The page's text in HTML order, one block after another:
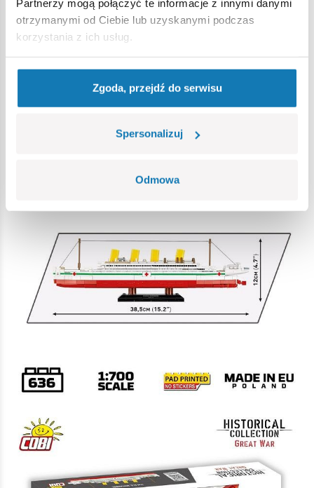
Partnerzy mogą połączyć te informacje z innymi danymi
otrzymanymi od Ciebie lub uzyskanymi podczas
korzystania z ich usług.
Zgoda, przejdź do serwisu
Spersonalizuj
Odmowa